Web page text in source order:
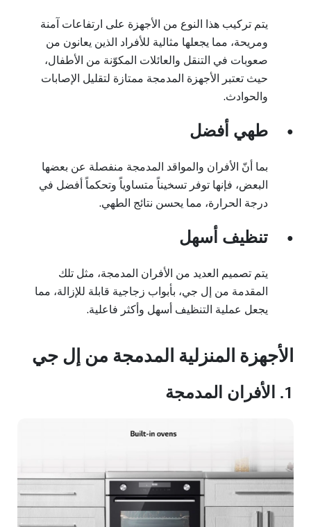
يتم تركيب هذا النوع من الأجهزة على ارتفاعات آمنة
ومريحة، مما يجعلها مثالية للأفراد الذين يعانون من
صعوبات في التنقل والعائلات المكوّنة من الأطفال،
حيث تعتبر الأجهزة المدمجة ممتازة لتقليل الإصابات
والحوادث.
● طهي أفضل
بما أنّ الأفران والمواقد المدمجة منفصلة عن بعضها
البعض، فإنها توفر تسخيناً متساوياً وتحكماً أفضل في
درجة الحرارة، مما يحسن نتائج الطهي.
● تنظيف أسهل
يتم تصميم العديد من الأفران المدمجة، مثل تلك
المقدمة من إل جي، بأبواب زجاجية قابلة للإزالة، مما
يجعل عملية التنظيف أسهل وأكثر فاعلية.
الأجهزة المنزلية المدمجة من إل جي
1. الأفران المدمجة